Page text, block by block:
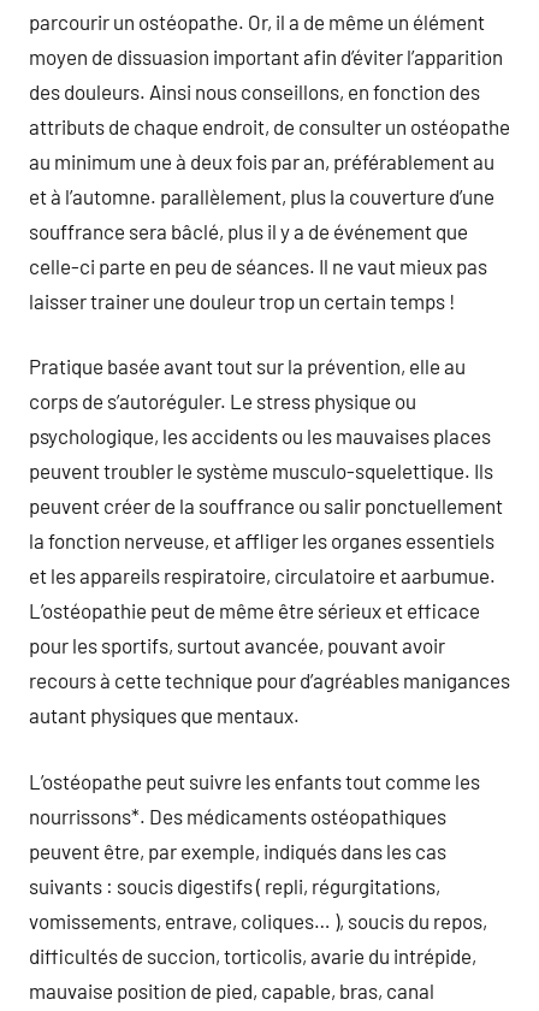
parcourir un ostéopathe. Or, il a de même un élément
moyen de dissuasion important afin d’éviter l’apparition
des douleurs. Ainsi nous conseillons, en fonction des
attributs de chaque endroit, de consulter un ostéopathe
au minimum une à deux fois par an, préférablement au
et à l’automne. parallèlement, plus la couverture d’une
souffrance sera bâclé, plus il y a de événement que
celle-ci parte en peu de séances. Il ne vaut mieux pas
laisser trainer une douleur trop un certain temps !
Pratique basée avant tout sur la prévention, elle au
corps de s’autoréguler. Le stress physique ou
psychologique, les accidents ou les mauvaises places
peuvent troubler le système musculo-squelettique. Ils
peuvent créer de la souffrance ou salir ponctuellement
la fonction nerveuse, et affliger les organes essentiels
et les appareils respiratoire, circulatoire et aarbumue.
L’ostéopathie peut de même être sérieux et efficace
pour les sportifs, surtout avancée, pouvant avoir
recours à cette technique pour d’agréables manigances
autant physiques que mentaux.
L’ostéopathe peut suivre les enfants tout comme les
nourrissons*. Des médicaments ostéopathiques
peuvent être, par exemple, indiqués dans les cas
suivants : soucis digestifs ( repli, régurgitations,
vomissements, entrave, coliques… ), soucis du repos,
difficultés de succion, torticolis, avarie du intrépide,
mauvaise position de pied, capable, bras, canal